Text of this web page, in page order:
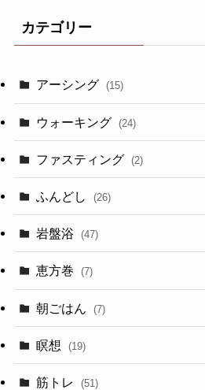
カテゴリー
アーシング (15)
ウォーキング (24)
ファスティング (2)
ふんどし (26)
岩盤浴 (47)
恵方巻 (7)
朝ごはん (7)
瞑想 (19)
筋トレ (51)